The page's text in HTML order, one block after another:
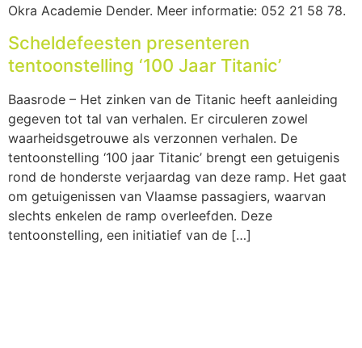
Okra Academie Dender. Meer informatie: 052 21 58 78.
Scheldefeesten presenteren
tentoonstelling ‘100 Jaar Titanic’
Baasrode – Het zinken van de Titanic heeft aanleiding
gegeven tot tal van verhalen. Er circuleren zowel
waarheidsgetrouwe als verzonnen verhalen. De
tentoonstelling ‘100 jaar Titanic’ brengt een getuigenis
rond de honderste verjaardag van deze ramp. Het gaat
om getuigenissen van Vlaamse passagiers, waarvan
slechts enkelen de ramp overleefden. Deze
tentoonstelling, een initiatief van de […]